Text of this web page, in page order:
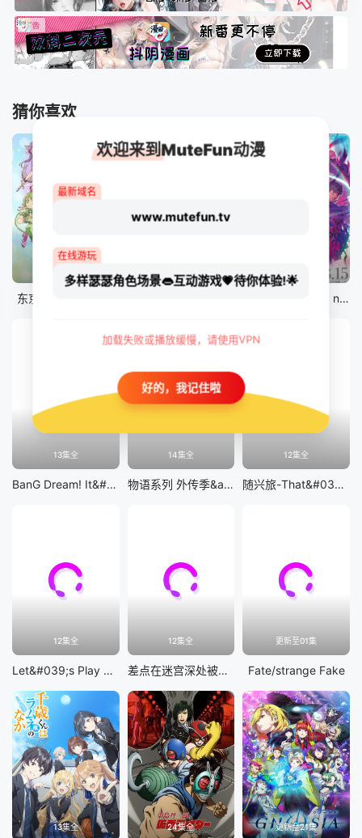
猜你喜欢
12集全
东京猫猫 NEW～♡ 剧场版 Fate/stay night [Heaven&#039;s Feel] III.spring song
13集全
BanG Dream! It&#039;s MyGO!!!!!
14集全
物语系列 外传季&amp;怪物季
12集全
随兴旅-That&#039;s Journey-
12集全
Let&#039;s Play 充满挑战的人生
12集全
差点在迷宫深处被信任的伙伴杀掉，但靠着天赐技能「无限扭蛋」获得等级9999的伙伴，我要向前队友和世界展开复仇&amp;「给他们好看！」
更新至01集
Fate/strange Fake
13集全 24集全 更新至21集
欢迎来到MuteFun动漫
最新域名
www.mutefun.tv
在线游玩
多样瑟瑟角色场景👄互动游戏💗待你体验!🌟
加载失败或播放缓慢，请使用VPN
好的，我记住啦